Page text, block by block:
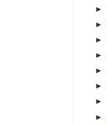
►
►
►
►
►
►
►
►